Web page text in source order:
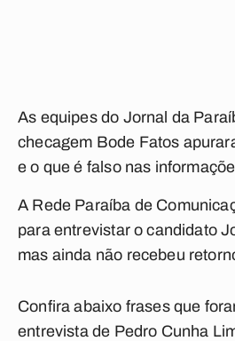
As equipes do Jornal da
checagem Bode Fatos
e o que é falso nas
A Rede Paraíba de
para entrevistar o candidato
mas ainda não recebeu
Confira abaixo frases que
entrevista de Pedro Cunha